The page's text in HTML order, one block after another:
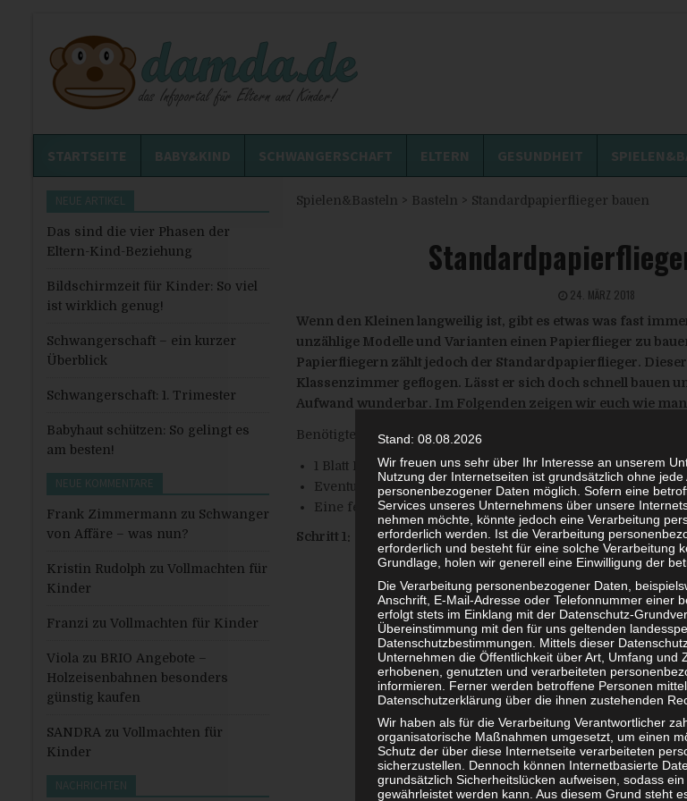
STARTSEITE BABY&KIND SCHWANGERSCHAFT ELTERN GESUNDHEIT
Spielen&Basteln > Basteln > Standardpapierflieger bauen
24. MÄRZ 2018
Wenn den Kleinen langweilig ist, gibt es etwas was fast
unzählige Modelle und Varianten einen Papierflieger zu
Papierfliegern zählt jedoch der Standardpapierflieger.
Klassenzimmer geflogen. Lässt er sich doch schnell bauen
Aufwand wunderbar. Im Folgenden zeigen wir euch wie
Benötigte Materialien:
1 Blatt Papier (normales Kopierpapier mit80g/m² genügt)
Eventuell ein kleines Stück Klebestreifen
Eine feste Unterlage (Tisch genügt)
Schritt 1: Zunächst legt ihr das weiße Stück Papier vor euch
NEUE ARTIKEL
Das sind die vier Phasen der
Eltern-Kind-Beziehung
Bildschirmzeit für Kinder: So viel
ist wirklich genug!
Schwangerschaft – ein kurzer
Überblick
Schwangerschaft: 1. Trimester
Babyhaut schützen: So gelingt es
am besten!
NEUE KOMMENTARE
Frank Zimmermann zu Schwanger
von Affäre – was nun?
Kristin Rudolph zu Vollmachten für
Kinder
Franzi zu Vollmachten für Kinder
Viola zu BRIO Angebote –
Holzeisenbahnen besonders
günstig kaufen
SANDRA zu Vollmachten für
Kinder
NACHRICHTEN
Stand: 08.08.2026
Wir freuen uns sehr über Ihr Interesse an unserem
Nutzung der Internetseiten ist grundsätzlich ohne jede
personenbezogener Daten möglich. Sofern eine
Services unseres Unternehmens über unsere
nehmen möchte, könnte jedoch eine Verarbeitung
erforderlich werden. Ist die Verarbeitung
erforderlich und besteht für eine solche Verarbeitung
Grundlage, holen wir generell eine Einwilligung der
Die Verarbeitung personenbezogener Daten,
Anschrift, E-Mail-Adresse oder Telefonnummer einer
erfolgt stets im Einklang mit der Datenschutz-
Übereinstimmung mit den für uns geltenden
Datenschutzbestimmungen. Mittels dieser
Unternehmen die Öffentlichkeit über Art, Umfang und
erhobenen, genutzten und verarbeiteten
informieren. Ferner werden betroffene Personen
Datenschutzerklärung über die ihnen zustehenden
Wir haben als für die Verarbeitung Verantwortlicher
organisatorische Maßnahmen umgesetzt, um einen
Schutz der über diese Internetseite verarbeiteten
sicherzustellen. Dennoch können Internetbasierte
grundsätzlich Sicherheitslücken aufweisen, sodass
gewährleistet werden kann. Aus diesem Grund steht